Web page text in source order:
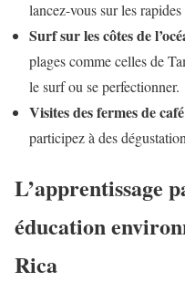
lancez-vous sur les
Surf sur les côtes de
plages comme celles de
le surf ou se perfectionner.
Visites des fermes de
participez à des
L’apprentissage
éducation
Rica